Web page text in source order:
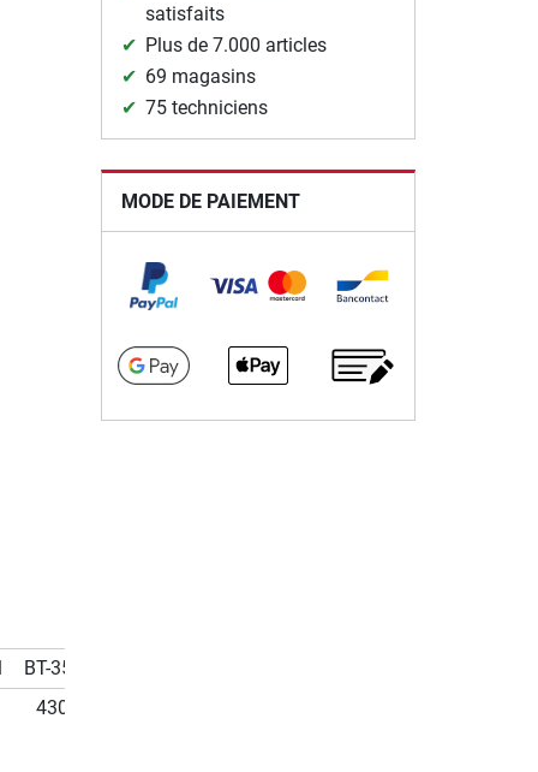
BT-35.14.92.03
430 cm, gris
satisfaits
Plus de 7.000 articles
69 magasins
75 techniciens
MODE DE PAIEMENT